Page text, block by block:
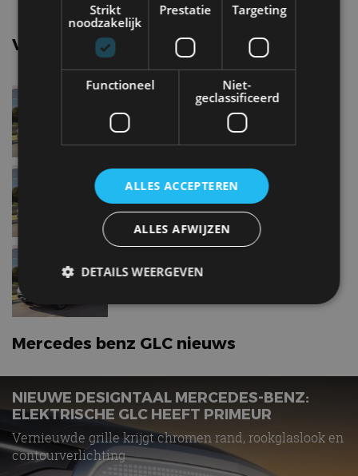
Vergelijkbare uitvoeringen
Mercedes benz GLC43 AMG
Mercedes benz GLC350 e
Mercedes benz GLC nieuws
NIEUWE DESIGNTAAL MERCEDES-BENZ:
ELEKTRISCHE GLC HEEFT PRIMEUR
Vernieuwde grille krijgt chromen rand, rookglaslook en
contourverlichting
Strikt
noodzakelijk
Prestatie Targeting
Functioneel
Niet-
geclassificeerd
ALLES ACCEPTEREN
ALLES AFWIJZEN
DETAILS WEERGEVEN
Strikt noodzakelijk Prestatie
kernfunctionaliteiten van de website mogelijk, zoals
gebruikersaanmelding en accountbeheer. De
website kan niet goed worden gebruikt zonder de
strikt noodzakelijke cookies.
Naam
Aanbieder/
Vervaldatum